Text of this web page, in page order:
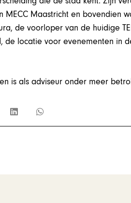
Maastricht en bovendien
de voorloper van de huidige
de locatie voor evenementen in
is als adviseur onder meer